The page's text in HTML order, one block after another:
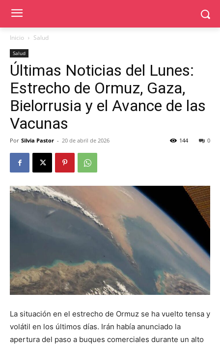
Inicio Salud
Salud
Últimas Noticias del Lunes:
Estrecho de Ormuz, Gaza,
Bielorrusia y el Avance de las
Vacunas
Por Silvia Pastor - 20 de abril de 2026 0
144
La situación en el estrecho de Ormuz se ha vuelto tensa y
volátil en los últimos días. Irán había anunciado la
apertura del paso a buques comerciales durante un alto